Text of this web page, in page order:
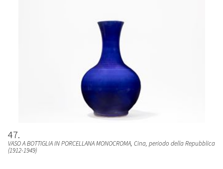
47
VASO A BOTTIGLIA IN PORCELLANA MONOCROMA, Cina, periodo della Repubblica
(1912-1949)